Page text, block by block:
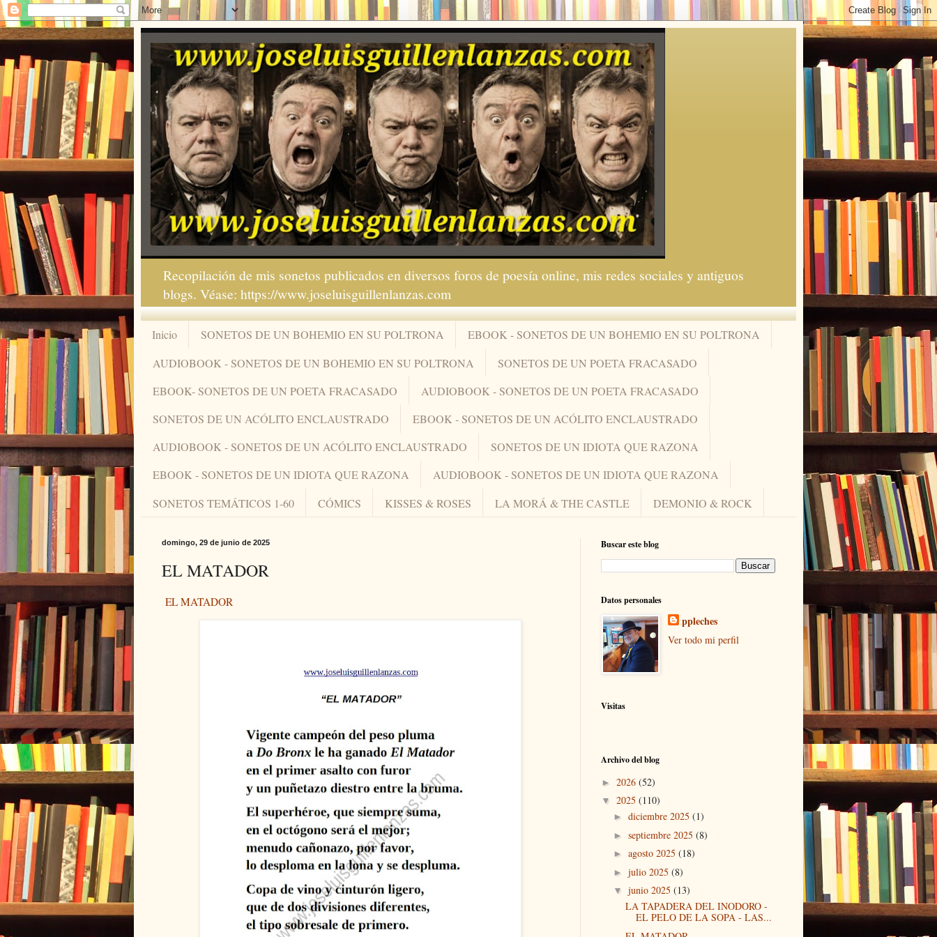
Recopilación de mis sonetos publicados en diversos foros de poesía online, mis redes sociales y antiguos
blogs. Véase: https://www.joseluisguillenlanzas.com
Inicio SONETOS DE UN BOHEMIO EN SU POLTRONA
EBOOK - SONETOS DE UN BOHEMIO EN SU POLTRONA
AUDIOBOOK - SONETOS DE UN BOHEMIO EN SU POLTRONA
SONETOS DE UN POETA FRACASADO
EBOOK- SONETOS DE UN POETA FRACASADO
AUDIOBOOK - SONETOS DE UN POETA FRACASADO
SONETOS DE UN ACÓLITO ENCLAUSTRADO
EBOOK - SONETOS DE UN ACÓLITO ENCLAUSTRADO
AUDIOBOOK - SONETOS DE UN ACÓLITO ENCLAUSTRADO
SONETOS DE UN IDIOTA QUE RAZONA
EBOOK - SONETOS DE UN IDIOTA QUE RAZONA
AUDIOBOOK - SONETOS DE UN IDIOTA QUE RAZONA
SONETOS TEMÁTICOS 1-60
CÓMICS KISSES & ROSES LA MORÁ & THE CASTLE DEMONIO & ROCK
domingo, 29 de junio de 2025
EL MATADOR
EL MATADOR
Buscar este blog
Datos personales
ppleches
Ver todo mi perfil
Visitas
Archivo del blog
► 2026 (52)
▼ 2025 (110)
► diciembre 2025 (1)
► septiembre 2025 (8)
► agosto 2025 (18)
► julio 2025 (8)
▼ junio 2025 (13)
LA TAPADERA DEL INODORO -
EL PELO DE LA SOPA - LAS...